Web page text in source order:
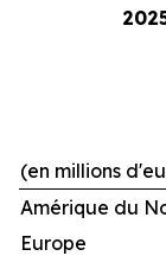
(en millions
Amérique du
Europe